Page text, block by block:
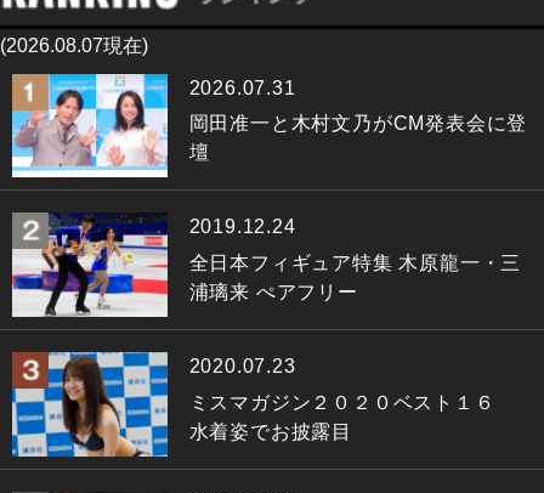
(2026.08.07現在)
2026.07.31
岡田准一と木村文乃がCM発表会に登
壇
2019.12.24
全日本フィギュア特集 木原龍一・三
浦璃来 ぺアフリー
2020.07.23
ミスマガジン２０２０ベスト１６
水着姿でお披露目